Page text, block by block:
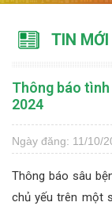
TIN
Thông báo
2024
Ngày đăng: 11/10/
Thông báo sâu
chủ yếu trên một